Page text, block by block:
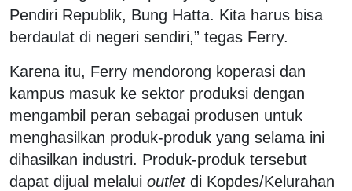
Pendiri Republik, Bung Hatta. Kita harus bisa
berdaulat di negeri sendiri,” tegas Ferry.
Karena itu, Ferry mendorong koperasi dan
kampus masuk ke sektor produksi dengan
mengambil peran sebagai produsen untuk
menghasilkan produk-produk yang selama ini
dihasilkan industri. Produk-produk tersebut
dapat dijual melalui outletdi Kopdes/Kelurahan